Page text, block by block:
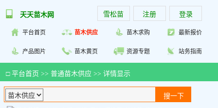
天天苗木网 雪松苗 注册 登录
平台首页 苗木供应 苗木求购 最新报价
产品图片 苗木黄页 资源专题 站务指南
□ 平台首页 >> 普通苗木供应 >> 详情显示